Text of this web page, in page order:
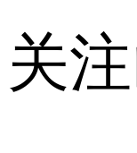
关